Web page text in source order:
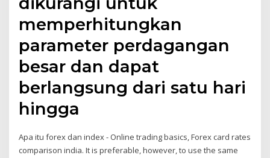
memperhitungkan
parameter perdagangan
besar dan dapat
berlangsung dari satu hari
hingga
Apa itu forex dan index - Online trading basics, Forex card rates
comparison india. It is preferable, however, to use the same